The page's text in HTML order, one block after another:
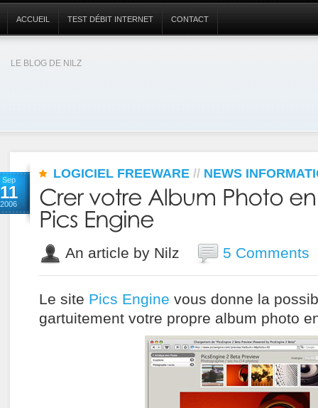
LE BLOG DE NILZ
ACCUEIL TEST DÉBIT INTERNET CONTACT
Sep
11
2006
LOGICIEL FREEWARE // NEWS
An article by Nilz 5 Comments
Le site Pics Engine vous donne la
gartuitement votre propre album photo